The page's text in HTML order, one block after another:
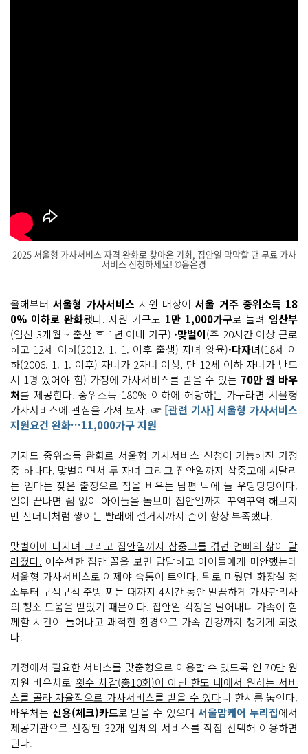
2025 서울형 가사서비스 자격 완화로 찾아온 기회, 집안일 막막할 땐 무료 가사
서비스 신청하세요! ©윤은경
일 도
와
주
는 서
울 알
아?
우
리
처
럼 맞
벌
이
+다
자
쟁
터
다
서
울
형 가
사
서
스
가 찾
아
온 날
이
렇
게 바
뀌
었
어
요
이 가
정 집
안
일 도
움 필
요
하
다
면?
올해부터서울형 가사서비스 지원 대상이서울 거주 중위소득 18
0% 이하로 완화됐다. 지원 가구도 1만 1,000가구로 늘려 임산부
(임신 3개월 ~ 출산 후 1년 이내 가구) ·맞벌이(주 20시간 이상 근로
하고 12세 이하(2012. 1. 1. 이후 출생) 자녀 양육)·다자녀(18세 이
하(2006. 1. 1. 이후) 자녀가 2자녀 이상, 단 12세 이하 자녀가 반드
시 1명 있어야 함) 가정에 가사서비스를 받을 수 있는 70만 원 바우
처를 제공한다. 중위소득 180% 이하에 해당하는 가구라면 서울형
가사서비스에 관심을 가져 보자. ☞[관련 기사] 서울형 가사서비스
지원요건 완화…11,000가구 지원
기자도 중위소득 완화로 서울형 가사서비스 신청이 가능해진 가정
중 하나다. 맞벌이면서 두 자녀 그리고 집안일까지 삼중고에 시달리
는 엄마는 잦은 출장으로 집을 비우는 남편 덕에 늘 우당탕탕이다.
일이 끝나면 쉼 없이 아이들을 돌보며 집안일까지 꾸역꾸역 해보지
만 산더미처럼 쌓이는 빨래에 설거지까지 손이 항상 부족했다.
맞벌이에 다자녀 그리고 집안일까지 삼중고를 겪던 엄빠의 삶이 달
라졌다. 어수선한 집안 꼴을 보면 답답하고 아이들에게 미안했는데
서울형 가사서비스로 이제야 숨통이 트인다. 뒤로 미뤘던 화장실 청
소부터 구석구석 주방 찌든 때까지 4시간 동안 말끔하게 가사관리사
의 청소 도움을 받았기 때문이다. 집안일 걱정을 덜어내니 가족이 함
께할 시간이 늘어나고 쾌적한 환경으로 가족 건강까지 챙기게 되었
다.
가정에서 필요한 서비스를 맞춤형으로 이용할 수 있도록 연 70만 원
지원 바우처로 횟수 차감(총10회)이 아닌 한도 내에서 원하는 서비
스를 골라 자율적으로 가사서비스를 받을 수 있다니 한시름 놓인다.
바우처는 신용(체크)카드로 받을 수 있으며서울맘케어 누리집에서
제공기관으로 선정된 32개 업체의 서비스를 직접 선택해 이용하면
된다.